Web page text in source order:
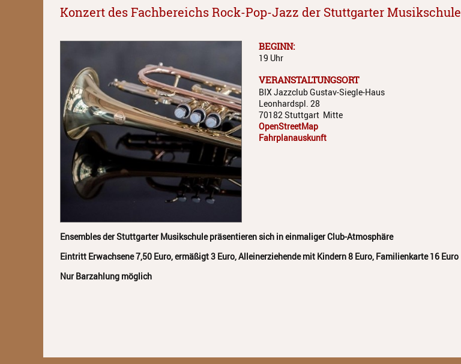
Konzert des Fachbereichs Rock-Pop-Jazz der Stuttgarter Musikschule
BEGINN:
19 Uhr
VERANSTALTUNGSORT
BIX JazzclubGustav-Siegle-Haus
Leonhardspl. 28
70182 Stuttgart Mitte
OpenStreetMap
Fahrplanauskunft
Ensembles der Stuttgarter Musikschule präsentieren sich in einmaliger Club-Atmosphäre
Eintritt Erwachsene 7,50 Euro, ermäßigt 3 Euro, Alleinerziehende mit Kindern 8 Euro, Familienkarte 16 Euro
Nur Barzahlung möglich